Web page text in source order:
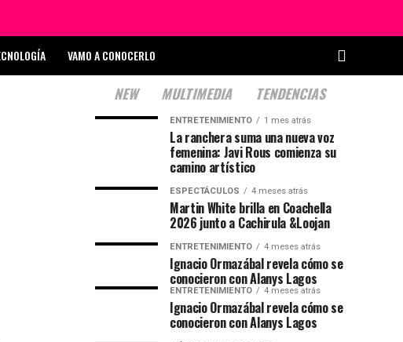
VAMO A CONOCERLO
NEW MULTIMEDIA TENDENCIAS
ENTRETENIMIENTO 1 mes atrás
La ranchera suma una nueva voz
femenina: Javi Rous comienza su
camino artístico
ESPECTÁCULOS 4 meses atrás
Martin White brilla en Coachella
2026 junto a Cachirula &Loojan
ENTRETENIMIENTO 4 meses atrás
Ignacio Ormazábal revela cómo se
conocieron con Alanys Lagos
ENTRETENIMIENTO 4 meses atrás
Ignacio Ormazábal revela cómo se
conocieron con Alanys Lagos